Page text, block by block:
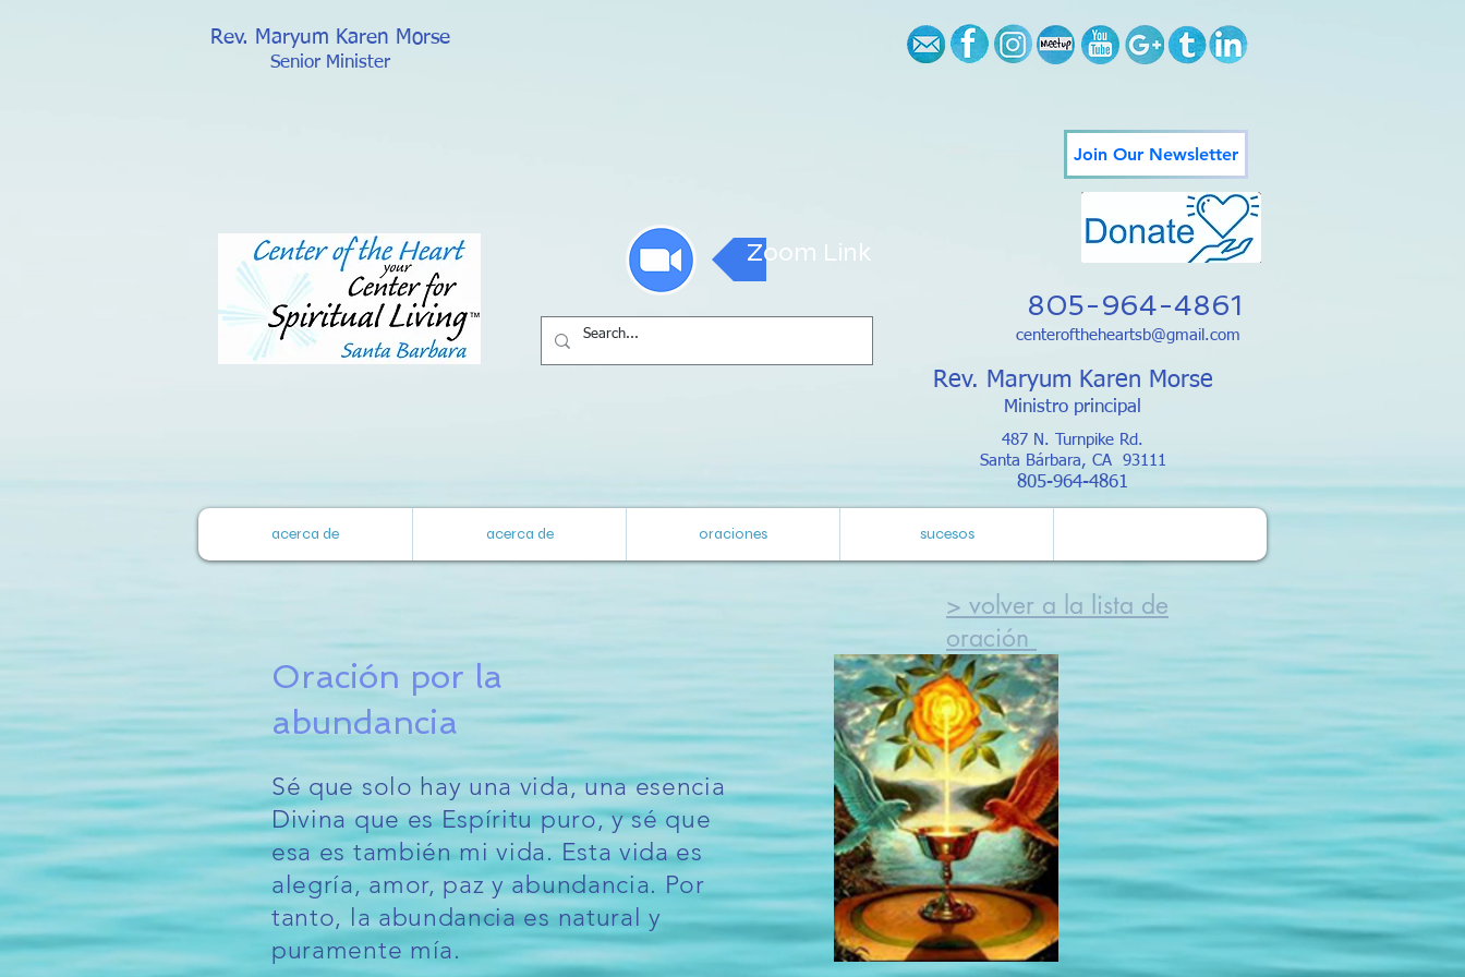
Rev. Maryum Karen Morse
Senior Minister
Join Our Newsletter
Zoom Link
805-964-4861
centeroftheheartsb@gmail.com
Rev. Maryum Karen Morse
Ministro principal
487 N. Turnpike Rd.
Santa Bárbara, CA
93111
805-964-4861
acerca de acerca de oraciones sucesos
> volver a la lista de
oración
Oración por la
abundancia
Sé que solo hay una vida, una esencia
Divina que es Espíritu puro, y sé que
esa es también mi vida. Esta vida es
alegría, amor, paz y abundancia. Por
tanto, la abundancia es natural y
puramente mía.